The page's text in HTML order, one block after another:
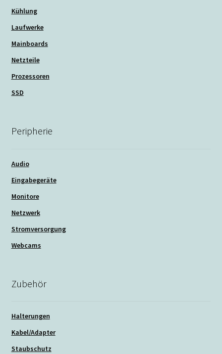
Kühlung
Laufwerke
Mainboards
Netzteile
Prozessoren
SSD
Peripherie
Audio
Eingabegeräte
Monitore
Netzwerk
Stromversorgung
Webcams
Zubehör
Halterungen
Kabel/Adapter
Staubschutz